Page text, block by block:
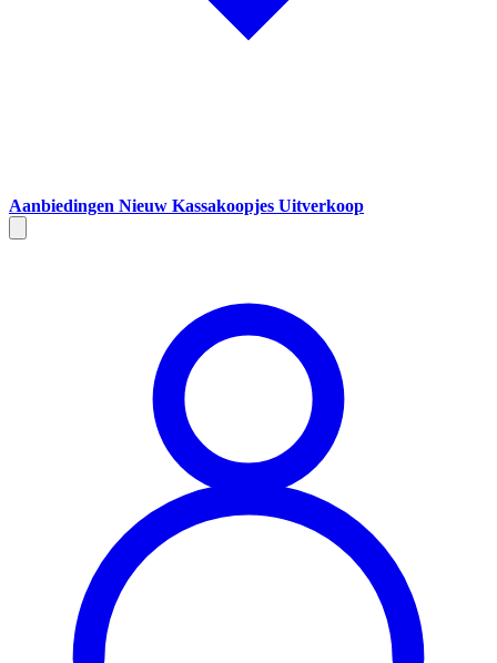
Aanbiedingen Nieuw Kassakoopjes Uitverkoop